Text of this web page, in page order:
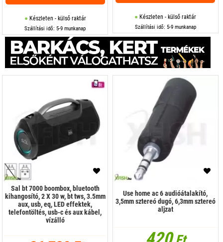
Készleten - külső raktár
Szállítási idő: 5-9 munkanap
Készleten - külső raktár
Szállítási idő: 5-9 munkanap
Sal bt 7000 boombox, bluetooth
kihangosító, 2 X 30 w, bt tws, 3.5mm
aux, usb, eq, LED effektek,
telefontöltés, usb-c és aux kábel,
vízálló
Use home ac 6 audióátalakító,
3,5mm sztereó dugó, 6,3mm sztereó
aljzat